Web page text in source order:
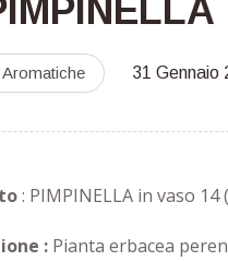
Aromatiche 31 Gennaio
: PIMPINELLA in vaso
: Pianta erbacea